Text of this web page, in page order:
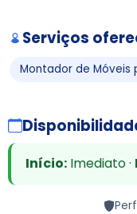
Serviços
Montador de Móveis
Início:Imediato ·